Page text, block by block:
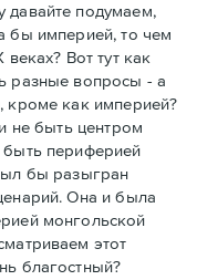
давайте подумаем,
бы империей, то чем
Вот тут как
разные вопросы - а
кроме как империей?
не быть центром
периферией
бы разыгран
Она и была
монгольской
этот
благостный?